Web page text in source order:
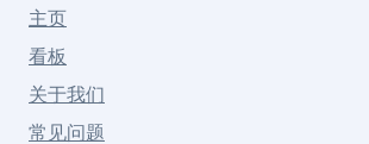
主页
看板
关于我们
常见问题